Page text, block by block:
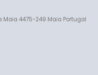
Maia 4475-249 Maia Portugal